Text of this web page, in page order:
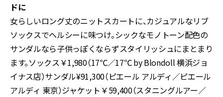
ドに
女らしいロング丈のニットスカートに、カジュアルなリブ
ソックスでヘルシーに味つけ。シックなモノトーン配色の
サンダルなら子供っぽくならずスタイリッシュにまとまり
ます。ソックス￥1,980（17℃／17℃ by Blondoll 横浜ジョ
イナス店）サンダル¥91,300（ピエール アルディ／ピエール
アルディ 東京）ジャケット￥59,400（スタニングルアー／